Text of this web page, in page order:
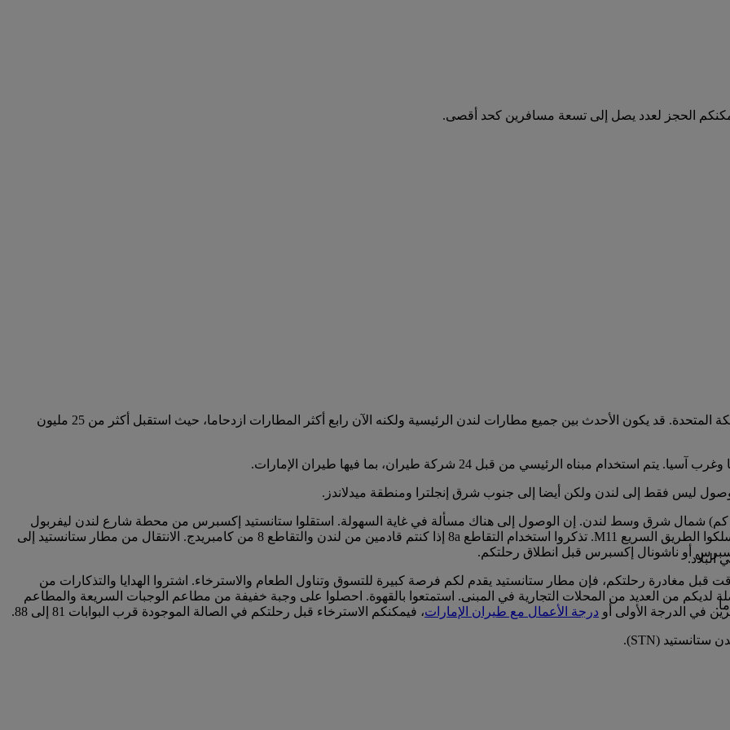
الحجز لعدد يصل إلى تسعة مسافرين كحد أقصى.
تصلكم الرحلات إلى لندن ستانستيد بمدينة تاريخية هي الأكبر في المملكة المتحدة. قد يكون الأحدث بين جميع مطارات لندن الرئيسية ولكنه الآن رابع أكثر المطارات ازدحاما، حيث استقبل أكثر من 25 مليون
ليس فقط إلى لندن ولكن أيضا إلى جنوب شرق إنجلترا ومنطقة ميدلاندز.
يقع مطار ستانستيد في موقع ملائم في إيسيكس على بعد 42 ميلا (68 كم) شمال شرق وسط لندن. إن الوصول إلى هناك مسألة في غاية السهولة. استقلوا ستانستيد إكسبرس من محطة شارع لندن ليفربول
وستصلون إلى المطار في غضون 47 دقيقة. إذا كنتم تقودون سيارة، اسلكوا الطريق السريع M11. تذكروا استخدام التقاطع 8a إذا كنتم قادمين من لندن والتقاطع 8 من كامبريدج. الانتقال من مطار ستانستيد إلى
أو ناشونال إكسبرس قبل انطلاق رحلتكم.
مغادرة رحلتكم، فإن مطار ستانستيد يقدم لكم فرصة كبيرة للتسوق وتناول الطعام والاسترخاء. اشتروا الهدايا والتذكارات من
لديكم من العديد من المحلات التجارية في المبنى. استمتعوا بالقهوة. احصلوا على وجبة خفيفة من مطاعم الوجبات السريعة والمطاعم
في الدرجة الأولى أو درجة الأعمال مع طيران الإمارات، فيمكنكم الاسترخاء قبل رحلتكم في الصالة الموجودة قرب البوابات 81 إلى 88.